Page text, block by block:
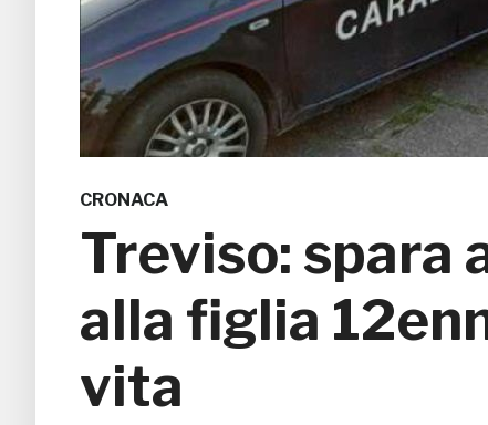
CRONACA
Treviso: spara
alla figlia
vita